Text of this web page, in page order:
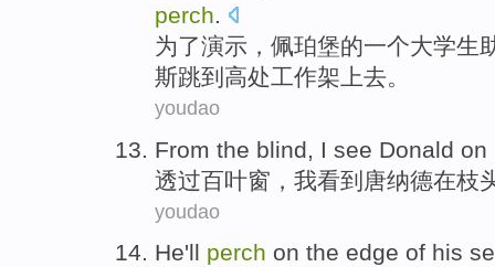
perch.
为了演示 ，佩珀堡的一个大学生
斯跳到高处工作架上去。
youdao
From the blind I see Donald on
透过百叶窗 ， 我看到 唐纳德在枝
youdao
He'll perch on the edge of his